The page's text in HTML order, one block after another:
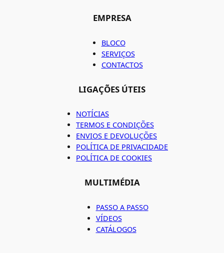
EMPRESA
BLOCO
SERVIÇOS
CONTACTOS
LIGAÇÕES ÚTEIS
NOTÍCIAS
TERMOS E CONDIÇÕES
ENVIOS E DEVOLUÇÕES
POLÍTICA DE PRIVACIDADE
POLÍTICA DE COOKIES
MULTIMÉDIA
PASSO A PASSO
VÍDEOS
CATÁLOGOS